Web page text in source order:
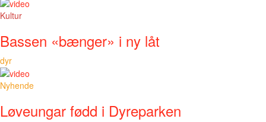
Kultur
Bassen «bænger» i ny låt
dyr
Nyhende
Løveungar fødd i Dyreparken